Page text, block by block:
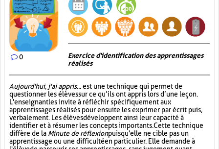
0
Exercice d'identification des apprentissages
réalisés
Aujourd'hui, j'ai appris...est une technique qui permet de
questionner les élèves sur ce qu’ils ont appris lors d’une leçon.
L'enseignant les invite à réfléchir spécifiquement aux
apprentissages réalisés pour ensuite les exprimer par écrit puis,
verbalement. Les élèves développent ainsi leur capacité à
identifier et à résumer les concepts importants. Cette technique
diffère de la Minute de réflexionpuisqu'elle ne cible pas un
apprentissage ou une difficulté en particulier. Elle demande à